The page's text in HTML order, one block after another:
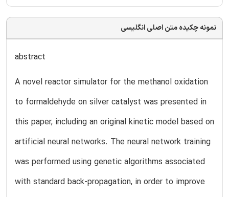
نمونه چکیده متن اصلی انگلیسی
abstract
A novel reactor simulator for the methanol oxidation
to formaldehyde on silver catalyst was presented in
this paper, including an original kinetic model based on
artificial neural networks. The neural network training
was performed using genetic algorithms associated
with standard back-propagation, in order to improve